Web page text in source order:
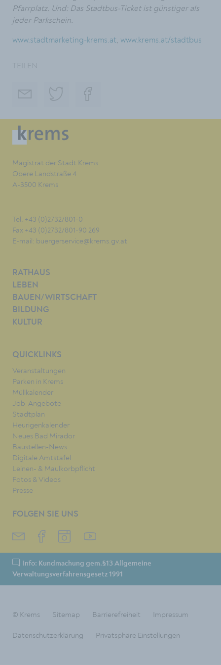
Pfarrplatz. Und: Das Stadtbus-Ticket ist günstiger als
jeder Parkschein.
www.stadtmarketing-krems.at, www.krems.at/stadtbus
Magistrat der Stadt Krems
Obere Landstraße 4
A-3500 Krems
Tel. +43 (0)2732/801-0
Fax +43 (0)2732/801-90 269
E-mail: buergerservice@krems.gv.at
RATHAUS
LEBEN
BAUEN/WIRTSCHAFT
BILDUNG
KULTUR
QUICKLINKS
Veranstaltungen
Parken in Krems
Müllkalender
Job-Angebote
Stadtplan
Heurigenkalender
Neues Bad Mirador
Baustellen-News
Digitale Amtstafel
Leinen- & Maulkorbpflicht
Fotos & Videos
Presse
FOLGEN SIE UNS
Info: Kundmachung gem.§13 Allgemeine
Verwaltungsverfahrensgesetz 1991
© Krems Sitemap Barrierefreiheit Impressum
Datenschutzerklärung Privatsphäre Einstellungen